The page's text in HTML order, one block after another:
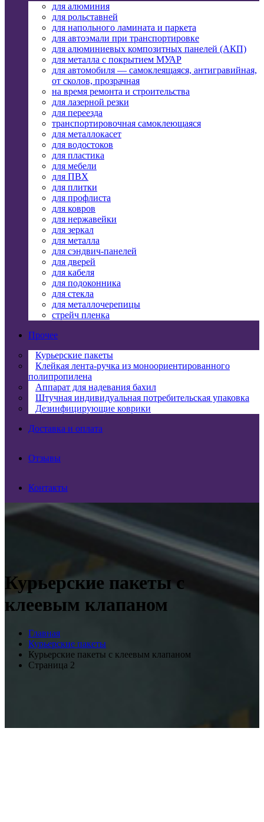
для алюминия
для рольставней
для напольного ламината и паркета
для автоэмали при транспортировке
для алюминиевых композитных панелей (АКП)
для металла с покрытием МУАР
для автомобиля — самоклеящаяся, антигравийная,
от сколов, прозрачная
на время ремонта и строительства
для лазерной резки
для переезда
транспортировочная самоклеющаяся
для металлокасет
для водостоков
для пластика
для мебели
для ПВХ
для плитки
для профлиста
для ковров
для нержавейки
для зеркал
для металла
для сэндвич-панелей
для дверей
для кабеля
для подоконника
для стекла
для металлочерепицы
стрейч пленка
Прочее
Курьерские пакеты
Клейкая лента-ручка из моноориентированного
полипропилена
Аппарат для надевания бахил
Штучная индивидуальная потребительская упаковка
Дезинфицирующие коврики
Доставка и оплата
Отзывы
Контакты
Курьерские пакеты с
клеевым клапаном
Главная
Курьерские пакеты
Курьерские пакеты с клеевым клапаном
Страница 2